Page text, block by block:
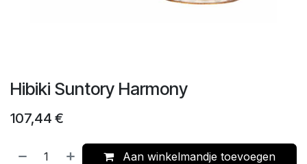
Hibiki Suntory Harmony
107,44 €
Aan winkelmandje toevoegen